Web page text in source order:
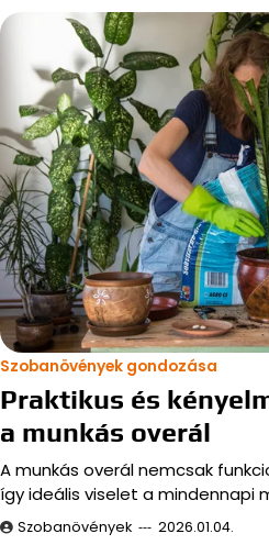
Szobanövények gondozása
Praktikus és
a munkás overál
A munkás overál nemcsak
így ideális viselet a mindennapi
Szobanövények 2026.01.04.